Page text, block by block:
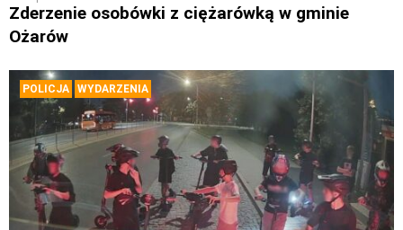
Zderzenie osobówki z ciężarówką w gminie
Ożarów
POLICJA WYDARZENIA